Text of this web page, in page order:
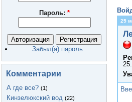
Пароль: *
Забыл(а) пароль
Комментарии
А где все? (1)
Кинзелюкский вод (22)
25